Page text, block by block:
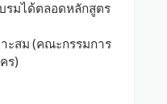
รมได้ตลอดหลักสูตร
ะสม (คณะกรรมการ
ร)